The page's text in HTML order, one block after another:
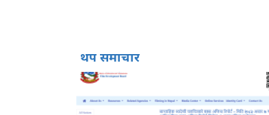
थप समाचार